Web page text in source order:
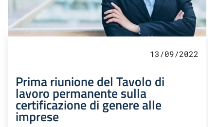
13/09/2022
Prima riunione del Tavolo di
lavoro permanente sulla
certificazione di genere alle
imprese